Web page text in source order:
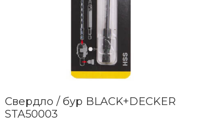
Свердло / бур BLACK+DECKER
STA50003